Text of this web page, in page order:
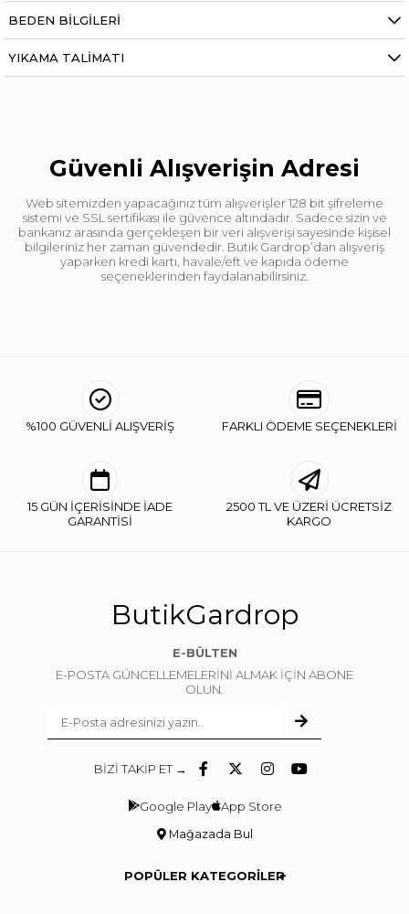
BEDEN BILGILERI
YIKAMA TALIMATI
Güvenli Alışverişin Adresi
Web sitemizden yapacağınız tüm alışverişler 128 bit şifreleme
sistemi ve SSL sertifikası ile güvence altındadır. Sadece sizin ve
bankanız arasında gerçekleşen bir veri alışverişi sayesinde kişisel
bilgileriniz her zaman güvendedir. Butik Gardrop’dan alışveriş
yaparken kredi kartı, havale/eft ve kapıda ödeme
seçeneklerinden faydalanabilirsiniz.
%100 GÜVENLİ ALIŞVERİŞ FARKLI ÖDEME SEÇENEKLERİ
15 GÜN İÇERİSİNDE İADE
GARANTİSİ
2500 TL VE ÜZERİ ÜCRETSİZ
KARGO
ButikGardrop
E-BÜLTEN
E-POSTA GÜNCELLEMELERİNİ ALMAK İÇİN ABONE
OLUN.
BİZİ TAKİP ET →
Google Play App Store
Mağazada Bul
POPÜLER KATEGORİLER